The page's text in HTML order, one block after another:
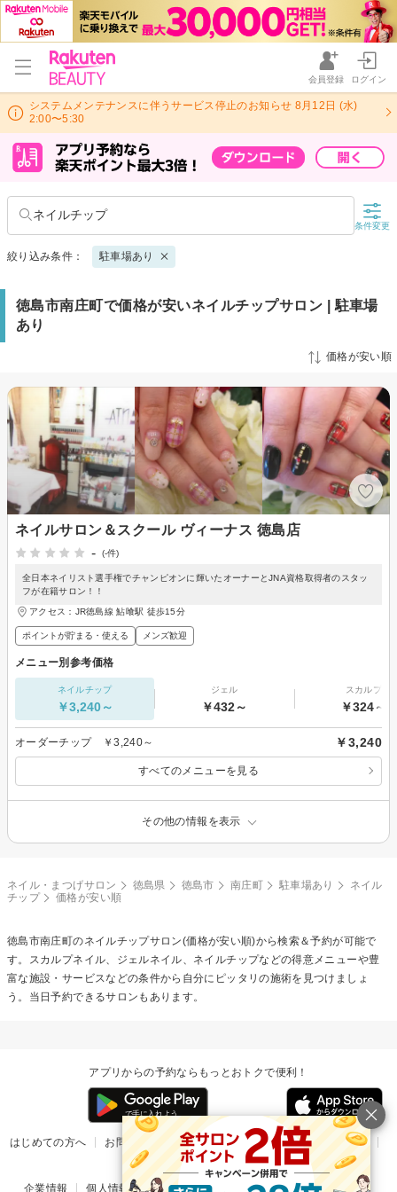
会員登録 ログイン
システムメンテナンスに伴うサービス停止のお知らせ 8月12日 (水)
2:00〜5:30
ネイルチップ
条件変更
絞り込み条件： 駐車場あり
徳島市南庄町で価格が安いネイルチップサロン | 駐車場
あり
価格が安い順
ネイルサロン＆スクール ヴィーナス 徳島店
-
(-件)
全日本ネイリスト選手権でチャンピオンに輝いたオーナーとJNA資格取得者のスタッ
フが在籍サロン！！
アクセス：JR徳島線 鮎喰駅 徒歩15分
ポイントが貯まる・使える メンズ歓迎
メニュー別参考価格
ネイルチップ
￥3,240～
ジェル
￥432～
スカルプ
￥324～
オーダーチップ ￥3,240～ ￥3,240
すべてのメニューを見る
その他の情報を表示
ネイル・まつげサロン 徳島県 徳島市 南庄町 駐車場あり
ネイル
チップ
価格が安い順
徳島市南庄町のネイルチップサロン(価格が安い順)から検索＆予約が可能で
す。スカルプネイル、ジェルネイル、ネイルチップなどの得意メニューや豊
富な施設・サービスなどの条件から自分にピッタリの施術を見つけましょ
う。当日予約できるサロンもあります。
アプリからの予約ならもっとおトクで便利！
はじめての方へ お問い合わせ ヘルプ リリース情報
利用規約
掲載ご希望のサロン様
企業情報 個人情報保護方針 楽天のサービス一覧 アプリ一覧